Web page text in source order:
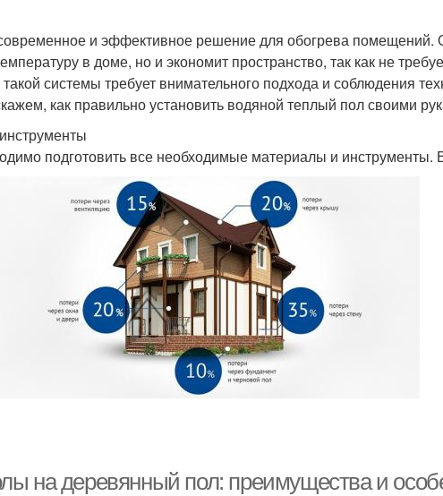
и эффективное решение для обогрева помещений.
в доме, но и экономит пространство, так как не
системы требует внимательного подхода и соблюдения
как правильно установить водяной теплый пол своими
подготовить все необходимые материалы и инструменты.
на деревянный пол: преимущества и